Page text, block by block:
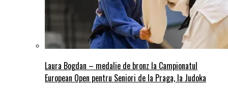
Laura Bogdan – medalie de bronz la Campionatul
European Open pentru Seniori de la Praga, la Judoka